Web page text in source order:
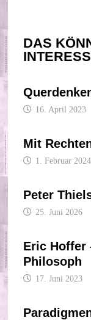
DAS
16. April 2023
Mit
1. Februar 2024
Peter
25. Juni 2026
Eric Hoffer
Philosoph
17. Juni 2023